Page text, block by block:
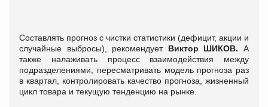
Составлять прогноз с чистки статистики (дефицит, акции и
случайные выбросы), рекомендует Виктор ШИКОВ.А
также налаживать процесс взаимодействия между
подразделениями, пересматривать модель прогноза раз
в квартал, контролировать качество прогноза, жизненный
цикл товара и текущую тенденцию на рынке.